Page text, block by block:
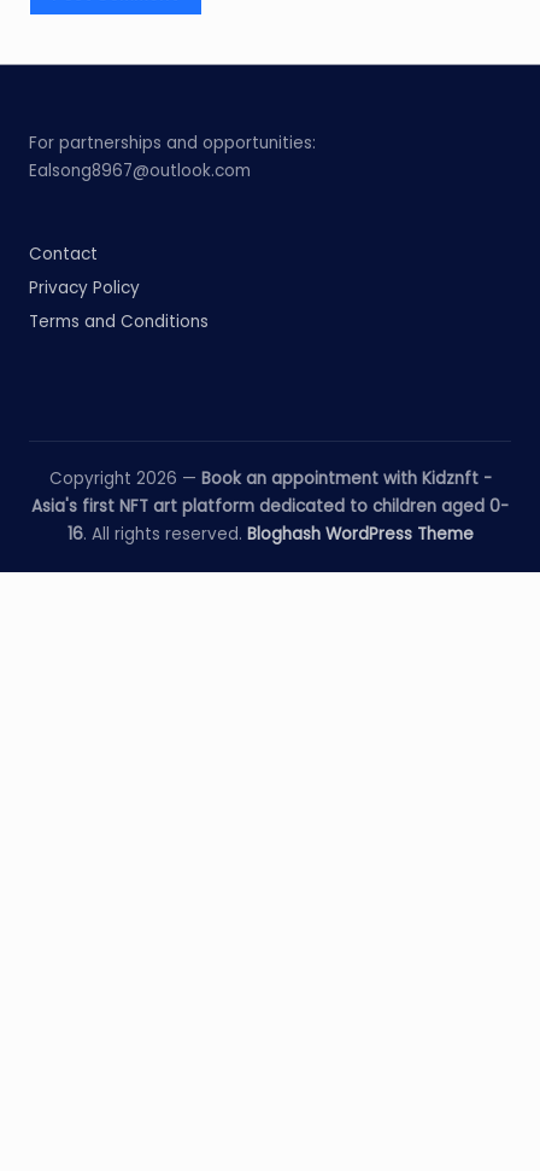
For partnerships and opportunities:
Ealsong8967@outlook.com
Contact
Privacy Policy
Terms and Conditions
Copyright 2026 — Book an appointment with Kidznft -
Asia's first NFT art platform dedicated to children aged 0-
16. All rights reserved. Bloghash WordPress Theme